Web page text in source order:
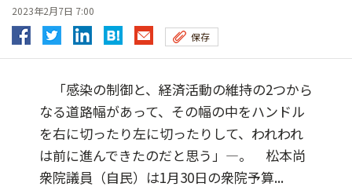
2023年2月7日 7:00
保存
「感染の制御と、経済活動の維持の2つから
なる道路幅があって、その幅の中をハンドル
を右に切ったり左に切ったりして、われわれ
は前に進んできたのだと思う」―。 松本尚
衆院議員（自民）は1月30日の衆院予算...